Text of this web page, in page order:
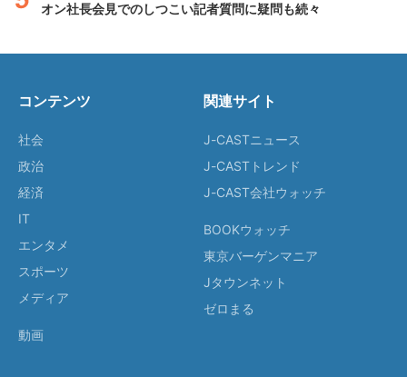
オン社長会見でのしつこい記者質問に疑問も続々
コンテンツ
社会
政治
経済
IT
エンタメ
スポーツ
メディア
動画
関連サイト
J-CASTニュース
J-CASTトレンド
J-CAST会社ウォッチ
BOOKウォッチ
東京バーゲンマニア
Jタウンネット
ゼロまる